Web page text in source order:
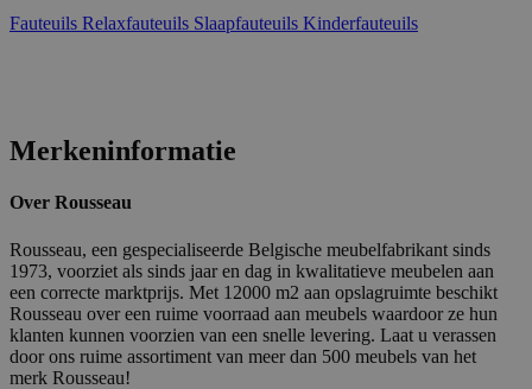
Fauteuils Relaxfauteuils Slaapfauteuils Kinderfauteuils
Merkeninformatie
Over Rousseau
Rousseau, een gespecialiseerde Belgische meubelfabrikant sinds
1973, voorziet als sinds jaar en dag in kwalitatieve meubelen aan
een correcte marktprijs. Met 12000 m2 aan opslagruimte beschikt
Rousseau over een ruime voorraad aan meubels waardoor ze hun
klanten kunnen voorzien van een snelle levering. Laat u verassen
door ons ruime assortiment van meer dan 500 meubels van het
merk Rousseau!